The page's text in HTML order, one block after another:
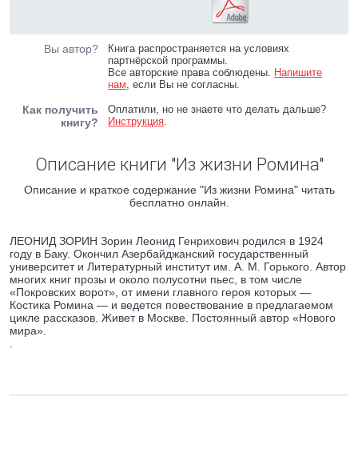
Вы автор?
Книга распространяется на условиях
партнёрской программы.
Все авторские права соблюдены. Напишите
нам, если Вы не согласны.
Как получить
книгу?
Оплатили, но не знаете что делать дальше?
Инструкция.
Описание книги "Из жизни Ромина"
Описание и краткое содержание "Из жизни Ромина" читать
бесплатно онлайн.
ЛЕОНИД ЗОРИН Зорин Леонид Генрихович родился в 1924
году в Баку. Окончил Азербайджанский государственный
университет и Литературный институт им. А. М. Горького. Автор
многих книг прозы и около полусотни пьес, в том числе
«Покровских ворот», от имени главного героя которых —
Костика Ромина — и ведется повествование в предлагаемом
цикле рассказов. Живет в Москве. Постоянный автор «Нового
мира».